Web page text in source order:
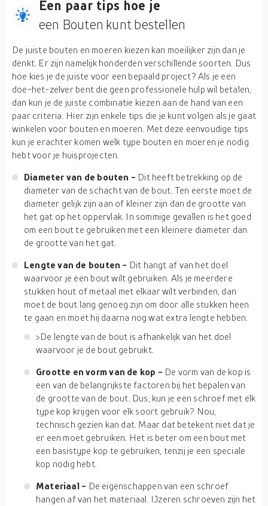
Een paar tips hoe je
een Bouten kunt bestellen
De juiste bouten en moeren kiezen kan moeilijker zijn dan je
denkt. Er zijn namelijk honderden verschillende soorten. Dus
hoe kies je de juiste voor een bepaald project? Als je een
doe-het-zelver bent die geen professionele hulp wil betalen,
dan kun je de juiste combinatie kiezen aan de hand van een
paar criteria. Hier zijn enkele tips die je kunt volgen als je gaat
winkelen voor bouten en moeren. Met deze eenvoudige tips
kun je erachter komen welk type bouten en moeren je nodig
hebt voor je huisprojecten.
Diameter van de bouten - Dit heeft betrekking op de
diameter van de schacht van de bout. Ten eerste moet de
diameter gelijk zijn aan of kleiner zijn dan de grootte van
het gat op het oppervlak. In sommige gevallen is het goed
om een bout te gebruiken met een kleinere diameter dan
de grootte van het gat.
Lengte van de bouten - Dit hangt af van het doel
waarvoor je een bout wilt gebruiken. Als je meerdere
stukken hout of metaal met elkaar wilt verbinden, dan
moet de bout lang genoeg zijn om door alle stukken heen
te gaan en moet hij daarna nog wat extra lengte hebben.
>De lengte van de bout is afhankelijk van het doel
waarvoor je de bout gebruikt.
Grootte en vorm van de kop - De vorm van de kop is
een van de belangrijkste factoren bij het bepalen van
de grootte van de bout. Dus, kun je een schroef met elk
type kop krijgen voor elk soort gebruik? Nou,
technisch gezien kan dat. Maar dat betekent niet dat je
er een moet gebruiken. Het is beter om een bout met
een basistype kop te gebruiken, tenzij je een speciale
kop nodig hebt.
Materiaal - De eigenschappen van een schroef
hangen af van het materiaal. IJzeren schroeven zijn het